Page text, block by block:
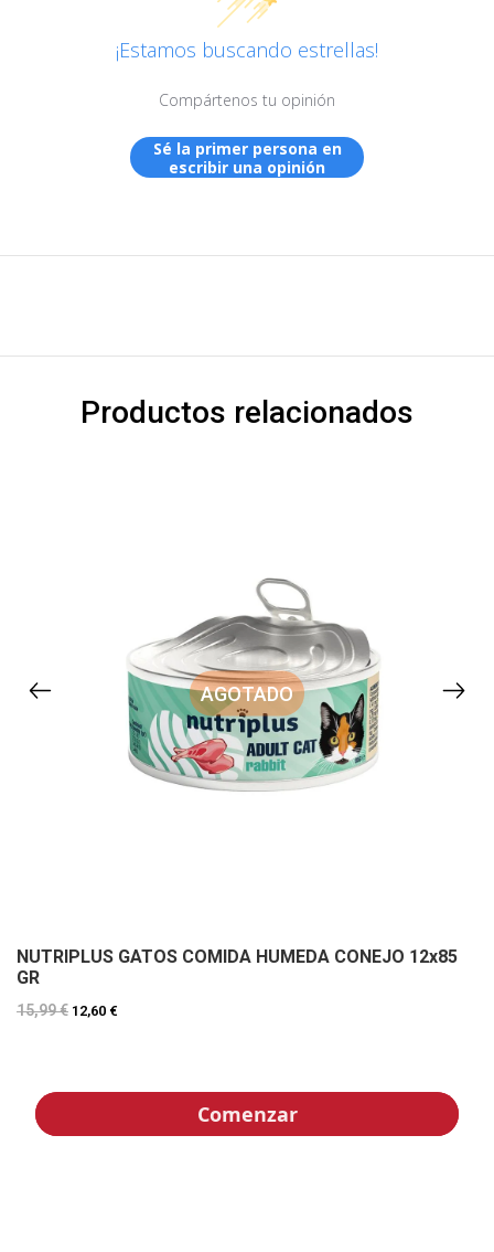
¡Estamos buscando estrellas!
Compártenos tu opinión
Sé la primer persona en
escribir una opinión
Productos relacionados
AGOTADO
NUTRIPLUS GATOS COMIDA HUMEDA CONEJO 12x85
GR
15,99 € 12,60 €